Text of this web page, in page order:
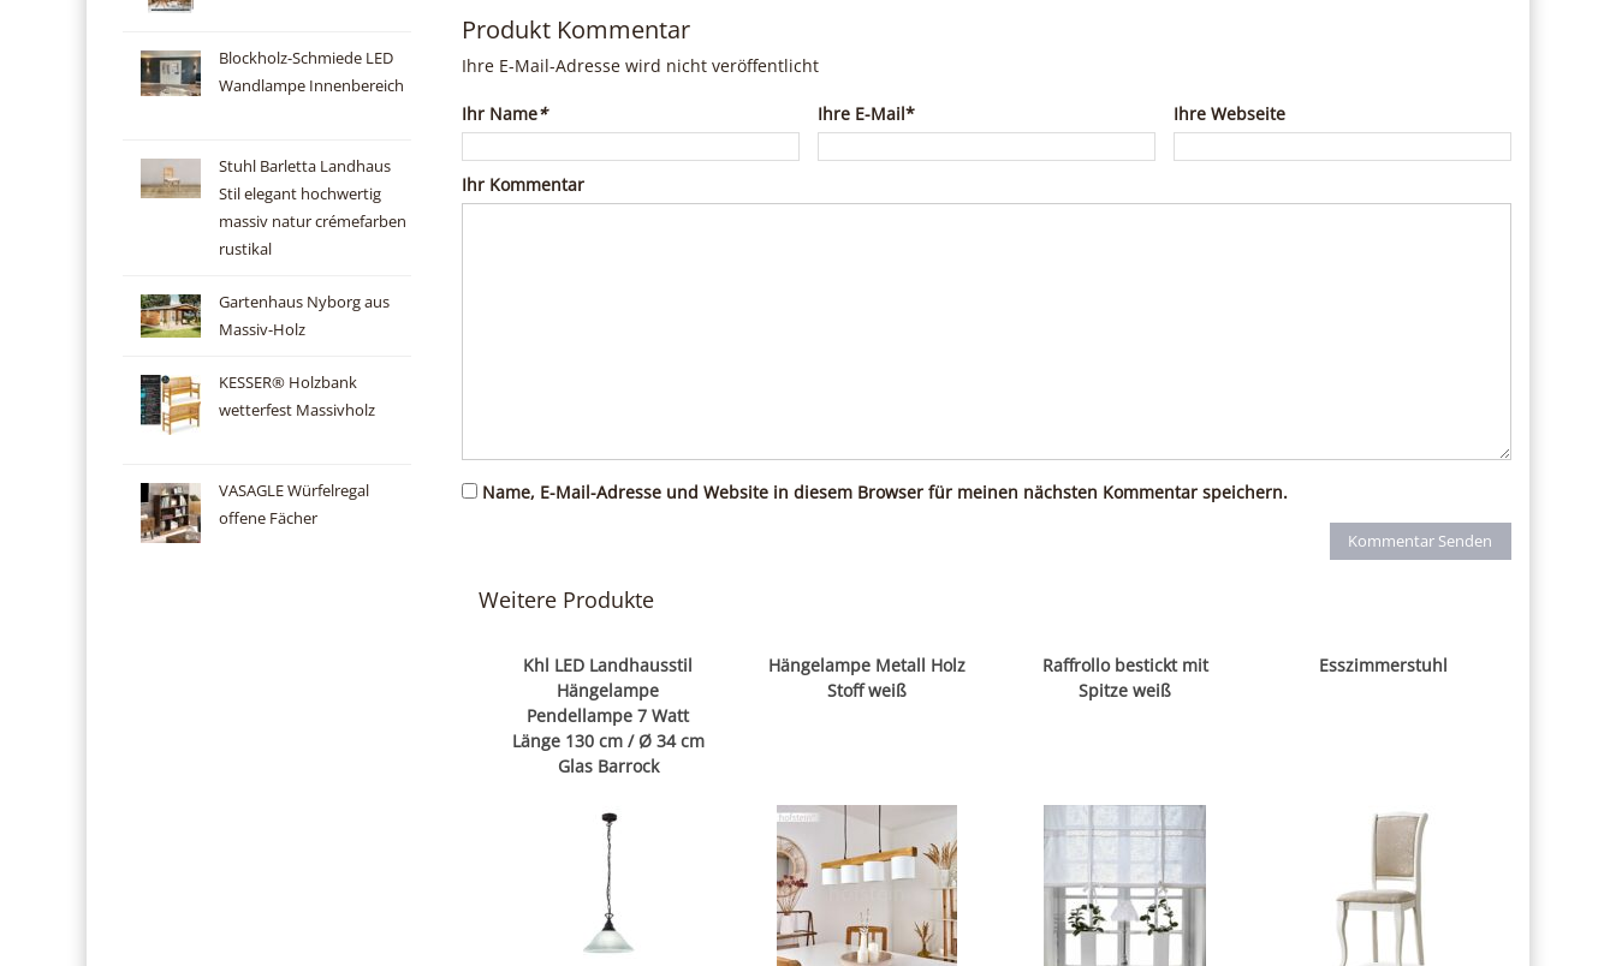
Blockholz-Schmiede LED
Wandlampe Innenbereich
Stuhl Barletta Landhaus
Stil elegant hochwertig
massiv natur crémefarben
rustikal
Gartenhaus Nyborg aus
Massiv-Holz
KESSER® Holzbank
wetterfest Massivholz
VASAGLE Würfelregal
offene Fächer
Produkt Kommentar
Ihre E-Mail-Adresse wird nicht veröffentlicht
Ihr Name* Ihre E-Mail* Ihre Webseite
Ihr Kommentar
Name, E-Mail-Adresse und Website in diesem Browser für meinen nächsten Kommentar speichern.
Weitere Produkte
Khl LED Landhausstil
Hängelampe
Pendellampe 7 Watt
Länge 130 cm / Ø 34 cm
Glas Barrock
Hängelampe Metall Holz
Stoff weiß
Raffrollo bestickt mit
Spitze weiß
Esszimmerstuhl